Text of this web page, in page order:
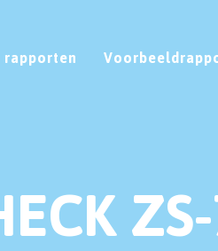
rapporten